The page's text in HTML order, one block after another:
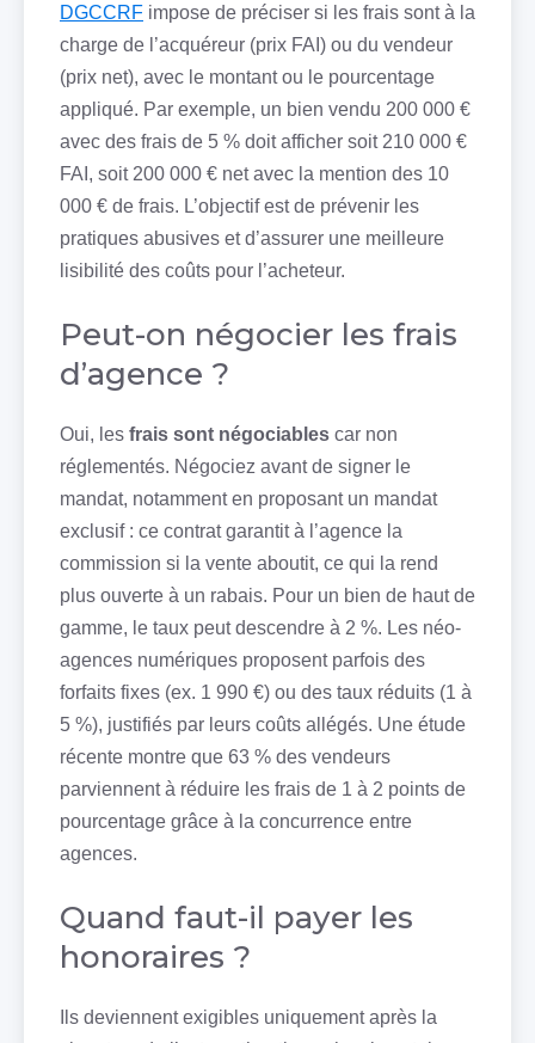
DGCCRF impose de préciser si les frais sont à la
charge de l’acquéreur (prix FAI) ou du vendeur
(prix net), avec le montant ou le pourcentage
appliqué. Par exemple, un bien vendu 200 000 €
avec des frais de 5 % doit afficher soit 210 000 €
FAI, soit 200 000 € net avec la mention des 10
000 € de frais. L’objectif est de prévenir les
pratiques abusives et d’assurer une meilleure
lisibilité des coûts pour l’acheteur.
Peut-on négocier les frais
d’agence ?
Oui, les frais sont négociables car non
réglementés. Négociez avant de signer le
mandat, notamment en proposant un mandat
exclusif : ce contrat garantit à l’agence la
commission si la vente aboutit, ce qui la rend
plus ouverte à un rabais. Pour un bien de haut de
gamme, le taux peut descendre à 2 %. Les néo-
agences numériques proposent parfois des
forfaits fixes (ex. 1 990 €) ou des taux réduits (1 à
5 %), justifiés par leurs coûts allégés. Une étude
récente montre que 63 % des vendeurs
parviennent à réduire les frais de 1 à 2 points de
pourcentage grâce à la concurrence entre
agences.
Quand faut-il payer les
honoraires ?
Ils deviennent exigibles uniquement après la